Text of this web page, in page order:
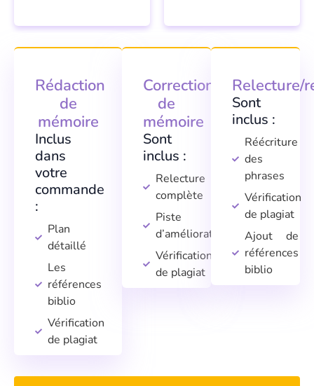
Rédaction
de
mémoire
Inclus
dans
votre
commande
:
Plan
détaillé
Les
références
biblio
Vérification
de plagiat
Correction
de
mémoire
Sont
inclus :
Relecture
complète
Piste
d’amélioration
Vérification
de plagiat
Relecture/
Sont
inclus :
Réécriture
des
phrases
Vérification
de plagiat
Ajout de
références
biblio